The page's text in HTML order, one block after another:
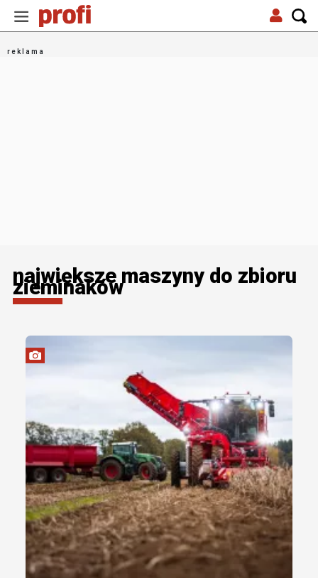
największe maszyny do zbioru
zieminaków